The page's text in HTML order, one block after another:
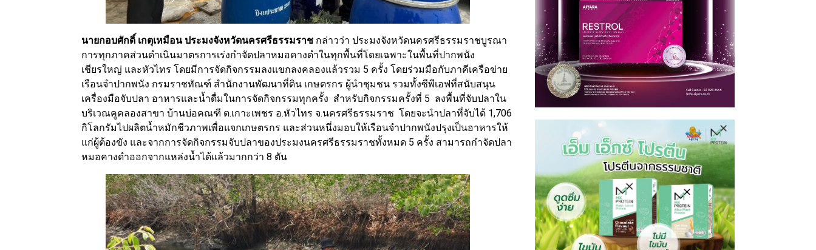
นายกอบศักดิ์ เกตุเหมือน ประมงจังหวัดนครศรีธรรมราช กล่าวว่า ประมงจังหวัดนครศรีธรรมราชบูรณา
การทุกภาคส่วนดำเนินมาตรการเร่งกำจัดปลาหมอคางดำในทุกพื้นที่โดยเฉพาะในพื้นที่ปากพนัง
เชียรใหญ่ และหัวไทร โดยมีการจัดกิจกรรมลงแขกลงคลองแล้วรวม 5 ครั้ง โดยร่วมมือกับภาคีเครือข่าย
เรือนจำปากพนัง กรมราชทัณฑ์ สำนักงานพัฒนาที่ดิน เกษตรกร ผู้นำชุมชน รวมทั้งซีพีเอฟที่สนับสนุน
เครื่องมือจับปลา อาหารและน้ำดื่มในการจัดกิจกรรมทุกครั้ง สำหรับกิจกรรมครั้งที่ 5 ลงพื้นที่จับปลาใน
บริเวณคูคลองสาขา บ้านบ่อคณฑี ต.เกาะเพชร อ.หัวไทร จ.นครศรีธรรมราช โดยจะนำปลาที่จับได้ 1,706
กิโลกรัมไปผลิตน้ำหมักชีวภาพเพื่อแจกเกษตรกร และส่วนหนึ่งมอบให้เรือนจำปากพนังปรุงเป็นอาหารให้
แก่ผู้ต้องขัง และจากการจัดกิจกรรมจับปลาของประมงนครศรีธรรมราชทั้งหมด 5 ครั้ง สามารถกำจัดปลา
หมอคางดำออกจากแหล่งน้ำได้แล้วมากกว่า 8 ตัน